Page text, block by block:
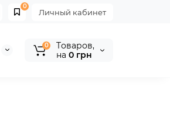
Личный кабинет
0
0
Tоваров,
на 0 грн